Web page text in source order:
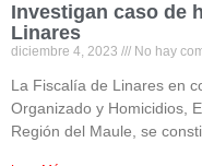
Investigan caso de
Linares
diciembre 4, 2023 No hay
La Fiscalía de Linares en
Organizado y Homicidios,
Región del Maule, se